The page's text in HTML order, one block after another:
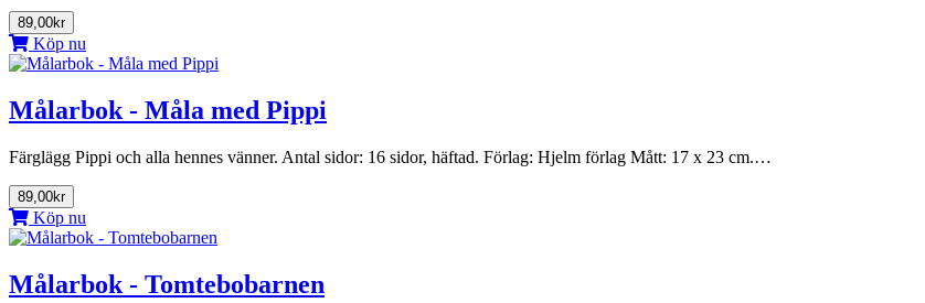
89,00kr
Köp nu
Målarbok - Måla med Pippi
Färglägg Pippi och alla hennes vänner. Antal sidor: 16 sidor, häftad. Förlag: Hjelm förlag Mått: 17 x 23 cm.…
89,00kr
Köp nu
Målarbok - Tomtebobarnen